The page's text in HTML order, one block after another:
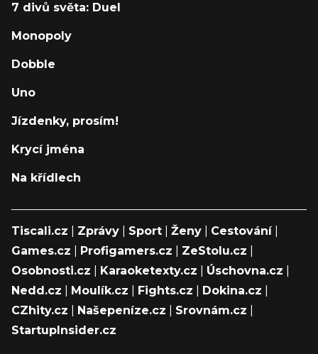
7 divů světa: Duel
Monopoly
Dobble
Uno
Jízdenky, prosím!
Krycí jména
Na křídlech
Tiscali.cz Zprávy Sport Ženy Cestování|
Games.cz
Profigamers.cz ZeStolu.cz
Osobnosti.cz
Karaoketexty.cz Úschovna.cz
Nedd.cz
Moulík.cz Fights.cz Dokina.cz
CZhity.cz
Našepeníze.cz Srovnám.cz
StartupInsider.cz